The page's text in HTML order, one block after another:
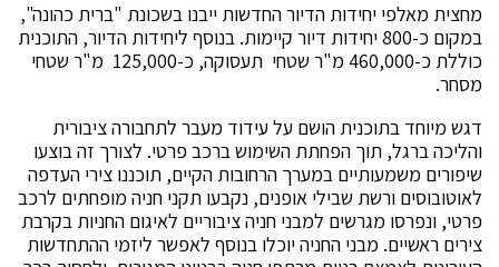
מחצית מאלפי יחידות הדיור החדשות ייבנו בשכונת "ברית כהונה",
במקום כ-800 יחידות דיור קיימות. בנוסף ליחידות הדיור, התוכנית
כוללת כ-460,000 מ"ר שטחי תעסוקה, כ-125,000 מ"ר שטחי
מסחר.
דגש מיוחד בתוכנית הושם על עידוד מעבר לתחבורה ציבורית
והליכה ברגל, תוך הפחתת השימוש ברכב פרטי. לצורך זה בוצעו
שיפורים משמעותיים במערך הרחובות הקיים, תוכננו צירי העדפה
לאוטובוסים ורשת שבילי אופנים, נקבעו תקני חניה מופחתים לרכב
פרטי, ונפרסו מגרשים למבני חניה ציבוריים לאיגום החניות בקרבת
צירים ראשיים. מבני החניה יוכלו בנוסף לאפשר ליזמי ההתחדשות